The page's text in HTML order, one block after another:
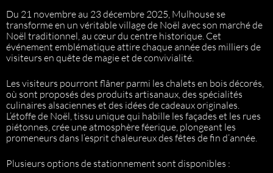
Du 21 novembre au 23 décembre 2025, Mulhouse se
transforme en un véritable village de Noël avec son marché de
Noël traditionnel, au cœur du centre historique. Cet
événement emblématique attire chaque année des milliers de
visiteurs en quête de magie et de convivialité.
Les visiteurs pourront flâner parmi les chalets en bois décorés,
où sont proposés des produits artisanaux, des spécialités
culinaires alsaciennes et des idées de cadeaux originales.
L’étoffe de Noël, tissu unique qui habille les façades et les rues
piétonnes, crée une atmosphère féerique, plongeant les
promeneurs dans l’esprit chaleureux des fêtes de fin d’année.
Plusieurs options de stationnement sont disponibles :